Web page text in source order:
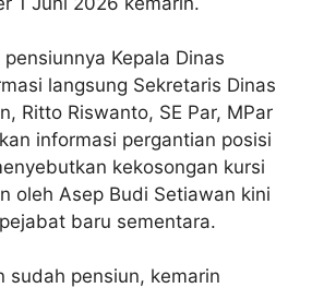
Kepala Dinas
langsung Sekretaris Dinas
Ritto Riswanto, SE Par, MPar
informasi pergantian posisi
kekosongan kursi
oleh Asep Budi Setiawan kini
baru sementara.
sudah pensiun, kemarin